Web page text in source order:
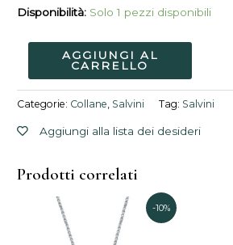
Disponibilità: Solo 1 pezzi disponibili
AGGIUNGI AL
CARRELLO
Categorie: Collane, Salvini Tag: Salvini
Aggiungi alla lista dei desideri
Prodotti correlati
-10%
prezzo
originale
Il
prezzo